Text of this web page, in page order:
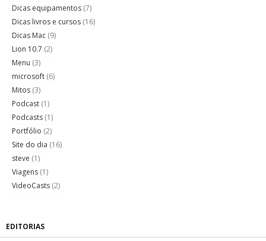
Dicas equipamentos (7)
Dicas livros e cursos (16)
Dicas Mac (9)
Lion 10.7 (2)
Menu (3)
microsoft (6)
Mitos (3)
Podcast (1)
Podcasts (1)
Portfólio (2)
Site do dia (16)
steve (1)
Viagens (1)
VideoCasts (2)
EDITORIAS